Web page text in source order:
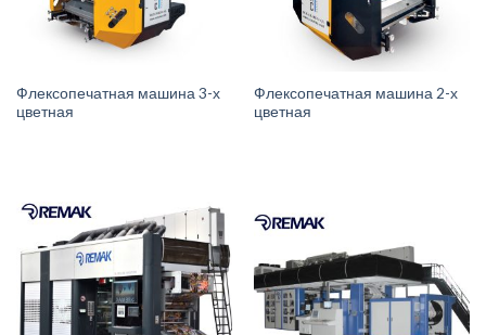
Флексопечатная машина 3-х
цветная
Флексопечатная машина 2-х
цветная